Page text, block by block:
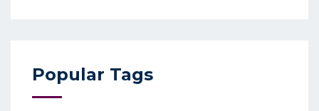
Popular Tags